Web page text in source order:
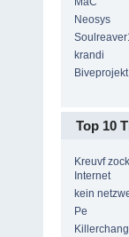
Neosys
krandi
Biveprojekt
Top 10
Kreuvf
Internet
kein
Pe